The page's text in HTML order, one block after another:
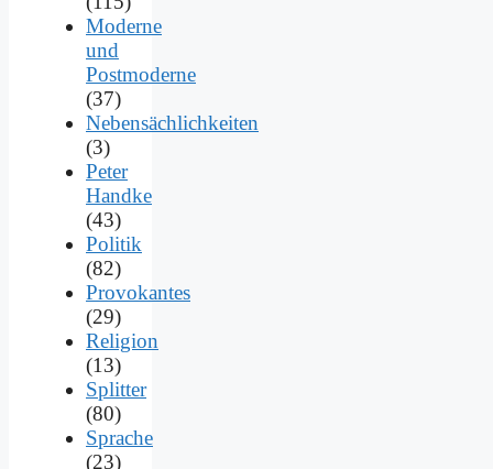
Moderne
und
Postmoderne
(37)
Nebensächlichkeiten
(3)
Peter
Handke
(43)
Politik
(82)
Provokantes
(29)
Religion
(13)
Splitter
(80)
Sprache
(23)